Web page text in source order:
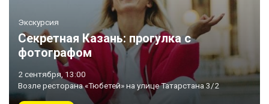
Экскурсия
Секретная Казань: прогулка с
фотографом
2 сентября, 13:00
Возле ресторана «Тюбетей» на улице Татарстана 3/2